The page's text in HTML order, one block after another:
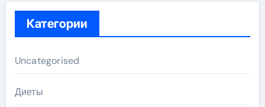
Категории
Uncategorised
Диеты